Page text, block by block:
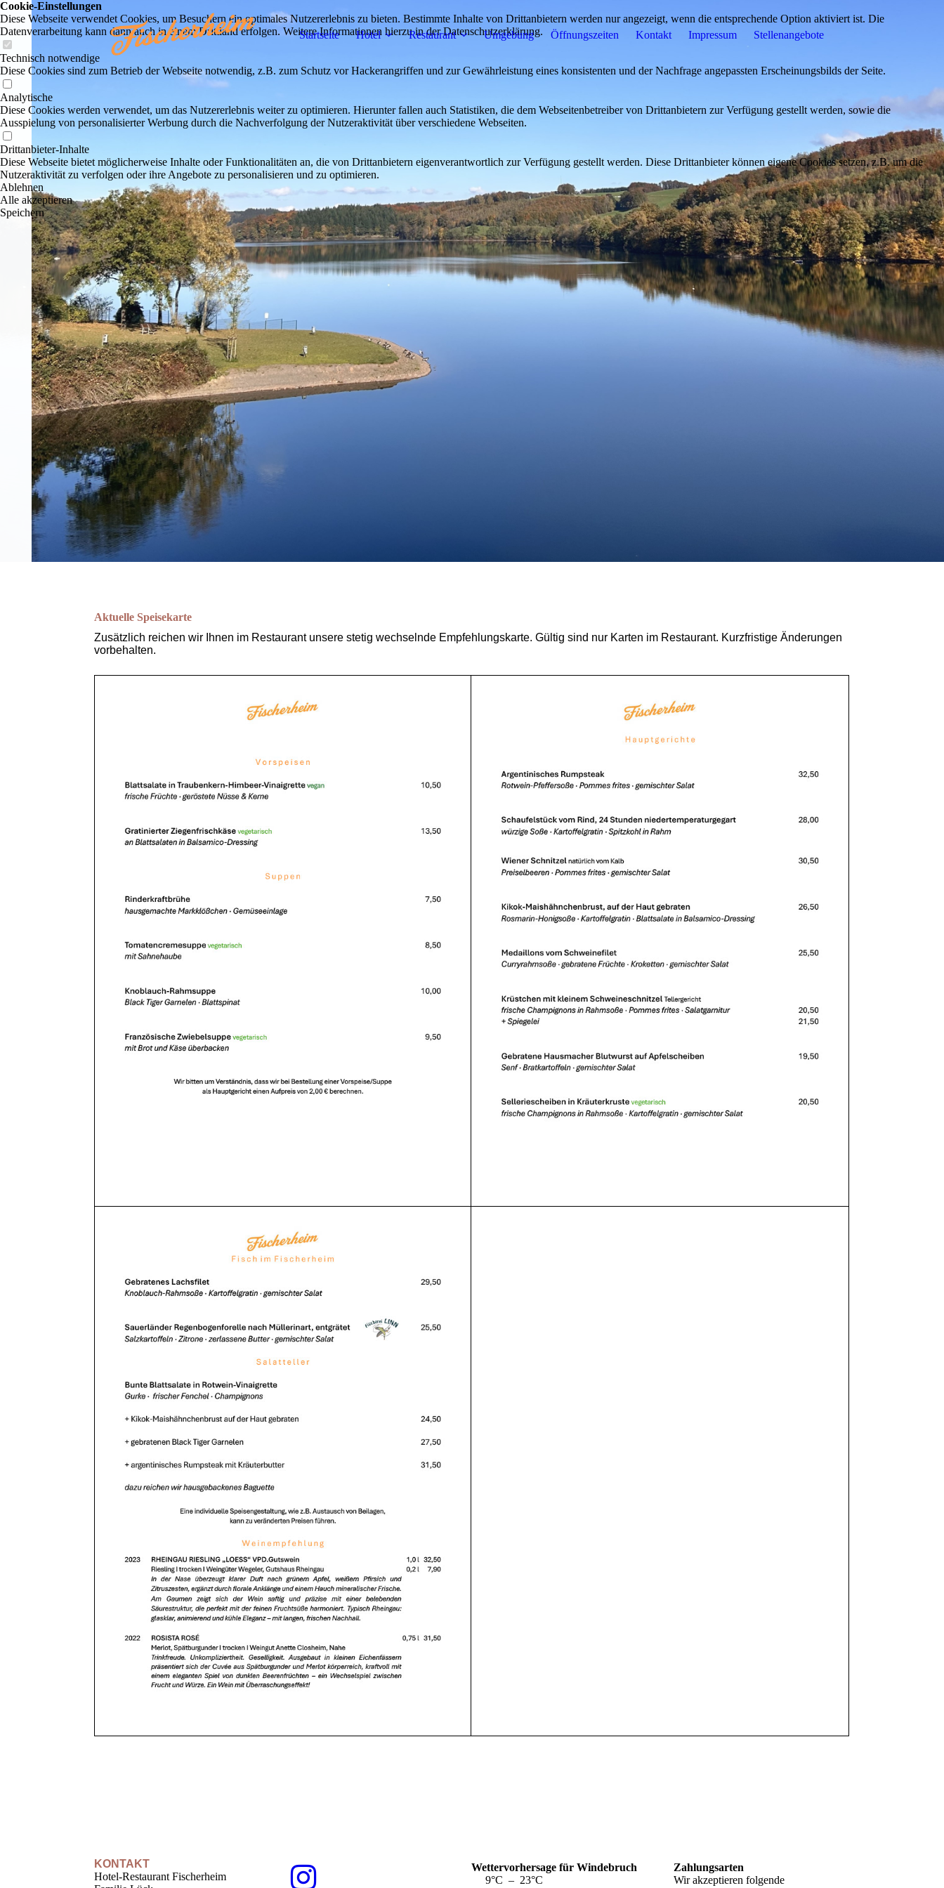
Startseite Hotel Restaurant Umgebung Öffnungszeiten Kontakt Impressum Stellenangebote
Aktuelle Speisekarte
Zusätzlich reichen wir Ihnen im Restaurant unsere stetig wechselnde Empfehlungskarte. Gültig sind nur Karten im Restaurant. Kurzfristige Änderungen
vorbehalten.
KONTAKT
Hotel-Restaurant Fischerheim
Wettervorhersage für Windebruch
9°C – 23°C
Zahlungsarten
Wir akzeptieren folgende
Cookie-Einstellungen
Diese Webseite verwendet Cookies, um Besuchern ein optimales Nutzererlebnis zu bieten. Bestimmte Inhalte von Drittanbietern werden nur angezeigt, wenn die entsprechende Option aktiviert ist. Die
Datenverarbeitung kann dann auch in einem Drittland erfolgen. Weitere Informationen hierzu in der Datenschutzerklärung.
Technisch notwendige
Diese Cookies sind zum Betrieb der Webseite notwendig, z.B. zum Schutz vor Hackerangriffen und zur Gewährleistung eines konsistenten und der Nachfrage angepassten Erscheinungsbilds der Seite.
Analytische
Diese Cookies werden verwendet, um das Nutzererlebnis weiter zu optimieren. Hierunter fallen auch Statistiken, die dem Webseitenbetreiber von Drittanbietern zur Verfügung gestellt werden, sowie die
Ausspielung von personalisierter Werbung durch die Nachverfolgung der Nutzeraktivität über verschiedene Webseiten.
Drittanbieter-Inhalte
Diese Webseite bietet möglicherweise Inhalte oder Funktionalitäten an, die von Drittanbietern eigenverantwortlich zur Verfügung gestellt werden. Diese Drittanbieter können eigene Cookies setzen, z.B. um die
Nutzeraktivität zu verfolgen oder ihre Angebote zu personalisieren und zu optimieren.
Ablehnen
Alle akzeptieren
Speichern